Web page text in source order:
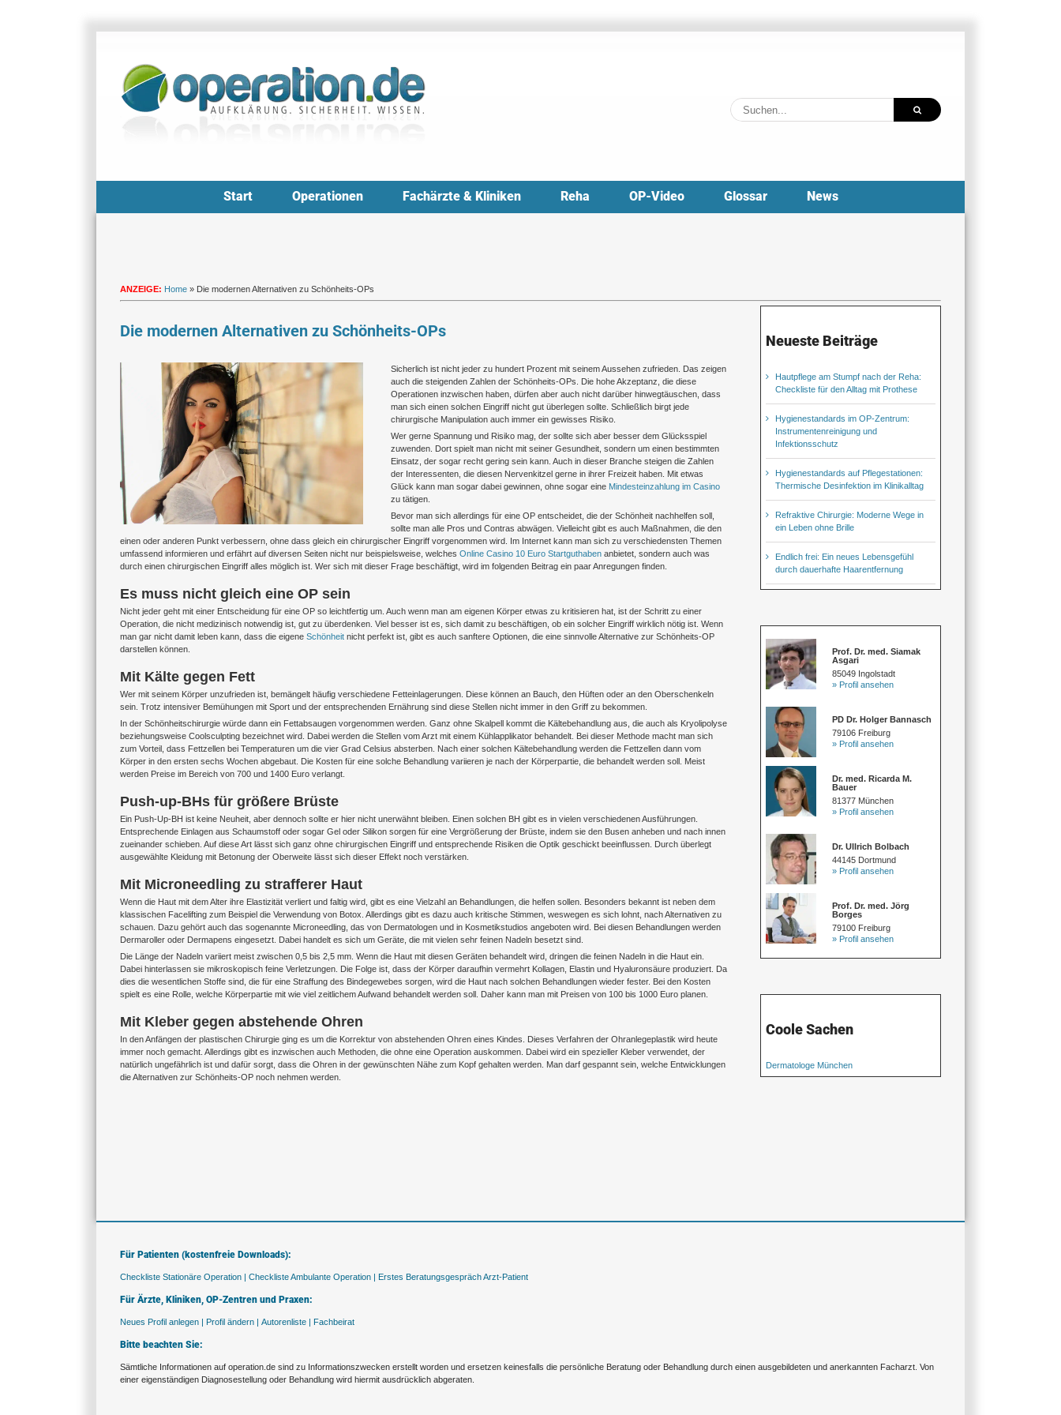
Suche
nach:
Start Operationen Fachärzte & Kliniken Reha OP-Video Glossar News
ANZEIGE: Home » Die modernen Alternativen zu Schönheits-OPs
Die modernen Alternativen zu Schönheits-OPs
grösseres
Sicherlich ist nicht jeder zu hundert Prozent mit seinem Aussehen zufrieden. Das zeigen
auch die steigenden Zahlen der Schönheits-OPs. Die hohe Akzeptanz, die diese
Operationen inzwischen haben, dürfen aber auch nicht darüber hinwegtäuschen, dass
man sich einen solchen Eingriff nicht gut überlegen sollte. Schließlich birgt jede
chirurgische Manipulation auch immer ein gewisses Risiko.
Wer gerne Spannung und Risiko mag, der sollte sich aber besser dem Glücksspiel
zuwenden. Dort spielt man nicht mit seiner Gesundheit, sondern um einen bestimmten
Einsatz, der sogar recht gering sein kann. Auch in dieser Branche steigen die Zahlen
der Interessenten, die diesen Nervenkitzel gerne in ihrer Freizeit haben. Mit etwas
Glück kann man sogar dabei gewinnen, ohne sogar eine Mindesteinzahlung im Casino
zu tätigen.
Bevor man sich allerdings für eine OP entscheidet, die der Schönheit nachhelfen soll,
sollte man alle Pros und Contras abwägen. Vielleicht gibt es auch Maßnahmen, die den
einen oder anderen Punkt verbessern, ohne dass gleich ein chirurgischer Eingriff vorgenommen wird. Im Internet kann man sich zu verschiedensten Themen
umfassend informieren und erfährt auf diversen Seiten nicht nur beispielsweise, welches Online Casino 10 Euro Startguthaben anbietet, sondern auch was
durch einen chirurgischen Eingriff alles möglich ist. Wer sich mit dieser Frage beschäftigt, wird im folgenden Beitrag ein paar Anregungen finden.
Es muss nicht gleich eine OP sein
Nicht jeder geht mit einer Entscheidung für eine OP so leichtfertig um. Auch wenn man am eigenen Körper etwas zu kritisieren hat, ist der Schritt zu einer
Operation, die nicht medizinisch notwendig ist, gut zu überdenken. Viel besser ist es, sich damit zu beschäftigen, ob ein solcher Eingriff wirklich nötig ist. Wenn
man gar nicht damit leben kann, dass die eigene Schönheit nicht perfekt ist, gibt es auch sanftere Optionen, die eine sinnvolle Alternative zur Schönheits-OP
darstellen können.
Mit Kälte gegen Fett
Wer mit seinem Körper unzufrieden ist, bemängelt häufig verschiedene Fetteinlagerungen. Diese können an Bauch, den Hüften oder an den Oberschenkeln
sein. Trotz intensiver Bemühungen mit Sport und der entsprechenden Ernährung sind diese Stellen nicht immer in den Griff zu bekommen.
In der Schönheitschirurgie würde dann ein Fettabsaugen vorgenommen werden. Ganz ohne Skalpell kommt die Kältebehandlung aus, die auch als Kryolipolyse
beziehungsweise Coolsculpting bezeichnet wird. Dabei werden die Stellen vom Arzt mit einem Kühlapplikator behandelt. Bei dieser Methode macht man sich
zum Vorteil, dass Fettzellen bei Temperaturen um die vier Grad Celsius absterben. Nach einer solchen Kältebehandlung werden die Fettzellen dann vom
Körper in den ersten sechs Wochen abgebaut. Die Kosten für eine solche Behandlung variieren je nach der Körperpartie, die behandelt werden soll. Meist
werden Preise im Bereich von 700 und 1400 Euro verlangt.
Push-up-BHs für größere Brüste
Ein Push-Up-BH ist keine Neuheit, aber dennoch sollte er hier nicht unerwähnt bleiben. Einen solchen BH gibt es in vielen verschiedenen Ausführungen.
Entsprechende Einlagen aus Schaumstoff oder sogar Gel oder Silikon sorgen für eine Vergrößerung der Brüste, indem sie den Busen anheben und nach innen
zueinander schieben. Auf diese Art lässt sich ganz ohne chirurgischen Eingriff und entsprechende Risiken die Optik geschickt beeinflussen. Durch überlegt
ausgewählte Kleidung mit Betonung der Oberweite lässt sich dieser Effekt noch verstärken.
Mit Microneedling zu strafferer Haut
Wenn die Haut mit dem Alter ihre Elastizität verliert und faltig wird, gibt es eine Vielzahl an Behandlungen, die helfen sollen. Besonders bekannt ist neben dem
klassischen Facelifting zum Beispiel die Verwendung von Botox. Allerdings gibt es dazu auch kritische Stimmen, weswegen es sich lohnt, nach Alternativen zu
schauen. Dazu gehört auch das sogenannte Microneedling, das von Dermatologen und in Kosmetikstudios angeboten wird. Bei diesen Behandlungen werden
Dermaroller oder Dermapens eingesetzt. Dabei handelt es sich um Geräte, die mit vielen sehr feinen Nadeln besetzt sind.
Die Länge der Nadeln variiert meist zwischen 0,5 bis 2,5 mm. Wenn die Haut mit diesen Geräten behandelt wird, dringen die feinen Nadeln in die Haut ein.
Dabei hinterlassen sie mikroskopisch feine Verletzungen. Die Folge ist, dass der Körper daraufhin vermehrt Kollagen, Elastin und Hyaluronsäure produziert. Da
dies die wesentlichen Stoffe sind, die für eine Straffung des Bindegewebes sorgen, wird die Haut nach solchen Behandlungen wieder fester. Bei den Kosten
spielt es eine Rolle, welche Körperpartie mit wie viel zeitlichem Aufwand behandelt werden soll. Daher kann man mit Preisen von 100 bis 1000 Euro planen.
Mit Kleber gegen abstehende Ohren
In den Anfängen der plastischen Chirurgie ging es um die Korrektur von abstehenden Ohren eines Kindes. Dieses Verfahren der Ohranlegeplastik wird heute
immer noch gemacht. Allerdings gibt es inzwischen auch Methoden, die ohne eine Operation auskommen. Dabei wird ein spezieller Kleber verwendet, der
natürlich ungefährlich ist und dafür sorgt, dass die Ohren in der gewünschten Nähe zum Kopf gehalten werden. Man darf gespannt sein, welche Entwicklungen
die Alternativen zur Schönheits-OP noch nehmen werden.
Neueste Beiträge
Hautpflege am Stumpf nach der Reha:
Checkliste für den Alltag mit Prothese
Hygienestandards im OP-Zentrum:
Instrumentenreinigung und
Infektionsschutz
Hygienestandards auf Pflegestationen:
Thermische Desinfektion im Klinikalltag
Refraktive Chirurgie: Moderne Wege in
ein Leben ohne Brille
Endlich frei: Ein neues Lebensgefühl
durch dauerhafte Haarentfernung
Prof. Dr. med. Siamak
Asgari
85049 Ingolstadt
» Profil ansehen
PD Dr. Holger Bannasch
79106 Freiburg
» Profil ansehen
Dr. med. Ricarda M.
Bauer
81377 München
» Profil ansehen
Dr. Ullrich Bolbach
44145 Dortmund
» Profil ansehen
Prof. Dr. med. Jörg
Borges
79100 Freiburg
» Profil ansehen
Coole Sachen
Dermatologe München
Für Patienten (kostenfreie Downloads):
Checkliste Stationäre Operation | Checkliste Ambulante Operation | Erstes Beratungsgespräch Arzt-Patient
Für Ärzte, Kliniken, OP-Zentren und Praxen:
Neues Profil anlegen | Profil ändern | Autorenliste | Fachbeirat
Bitte beachten Sie:
Sämtliche Informationen auf operation.de sind zu Informationszwecken erstellt worden und ersetzen keinesfalls die persönliche Beratung oder Behandlung durch einen ausgebildeten und anerkannten Facharzt. Von
einer eigenständigen Diagnosestellung oder Behandlung wird hiermit ausdrücklich abgeraten.